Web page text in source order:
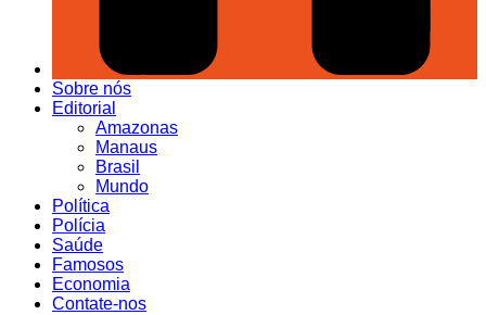
Sobre nós
Editorial
Amazonas
Manaus
Brasil
Mundo
Política
Polícia
Saúde
Famosos
Economia
Contate-nos